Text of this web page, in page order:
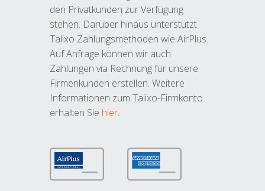
den Privatkunden zur Verfügung
stehen. Darüber hinaus unterstützt
Talixo Zahlungsmethoden wie AirPlus.
Auf Anfrage können wir auch
Zahlungen via Rechnung für unsere
Firmenkunden erstellen. Weitere
Informationen zum Talixo-Firmkonto
erhalten Sie hier.